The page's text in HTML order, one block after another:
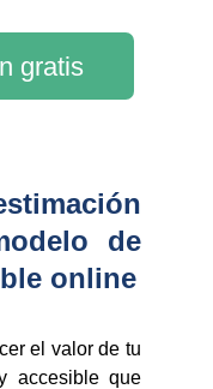
gratis
de
online
el valor de tu
accesible que